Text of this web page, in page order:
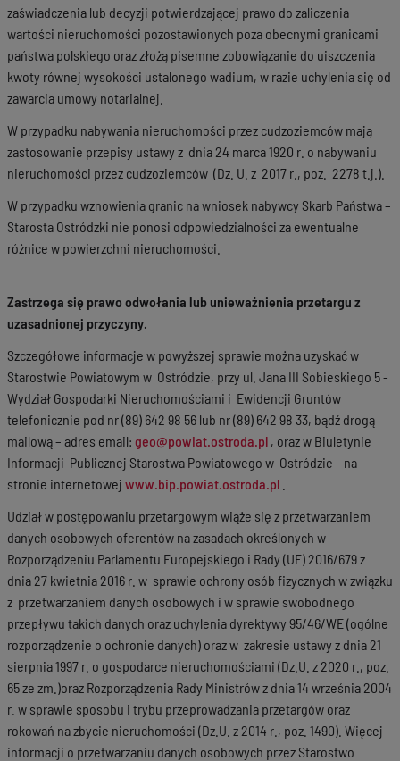
zaświadczenia lub decyzji potwierdzającej prawo do zaliczenia
wartości nieruchomości pozostawionych poza obecnymi granicami
państwa polskiego oraz złożą pisemne zobowiązanie do uiszczenia
kwoty równej wysokości ustalonego wadium, w razie uchylenia się od
zawarcia umowy notarialnej.
W przypadku nabywania nieruchomości przez cudzoziemców mają
zastosowanie przepisy ustawy z dnia 24 marca 1920 r. o nabywaniu
nieruchomości przez cudzoziemców (Dz. U. z 2017 r., poz. 2278 t.j.).
W przypadku wznowienia granic na wniosek nabywcy Skarb Państwa –
Starosta Ostródzki nie ponosi odpowiedzialności za ewentualne
różnice w powierzchni nieruchomości.
Zastrzega się prawo odwołania lub unieważnienia przetargu z
uzasadnionej przyczyny.
Szczegółowe informacje w powyższej sprawie można uzyskać w
Starostwie Powiatowym w Ostródzie, przy ul. Jana III Sobieskiego 5 -
Wydział Gospodarki Nieruchomościami i Ewidencji Gruntów
telefonicznie pod nr (89) 642 98 56 lub nr (89) 642 98 33, bądź drogą
mailową – adres email: geo@powiat.ostroda.pl , oraz w Biuletynie
Informacji Publicznej Starostwa Powiatowego w Ostródzie - na
stronie internetowej www.bip.powiat.ostroda.pl
Udział w postępowaniu przetargowym wiąże się z przetwarzaniem
danych osobowych oferentów na zasadach określonych w
Rozporządzeniu Parlamentu Europejskiego i Rady (UE) 2016/679 z
dnia 27 kwietnia 2016 r. w sprawie ochrony osób fizycznych w związku
z przetwarzaniem danych osobowych i w sprawie swobodnego
przepływu takich danych oraz uchylenia dyrektywy 95/46/WE (ogólne
rozporządzenie o ochronie danych) oraz w zakresie ustawy z dnia 21
sierpnia 1997 r. o gospodarce nieruchomościami (Dz.U. z 2020 r., poz.
65 ze zm.)oraz Rozporządzenia Rady Ministrów z dnia 14 września 2004
r. w sprawie sposobu i trybu przeprowadzania przetargów oraz
rokowań na zbycie nieruchomości (Dz.U. z 2014 r., poz. 1490). Więcej
informacji o przetwarzaniu danych osobowych przez Starostwo